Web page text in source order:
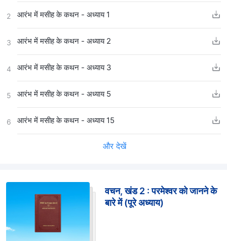
2 आरंभ में मसीह के कथन - अध्याय 1
3 आरंभ में मसीह के कथन - अध्याय 2
4 आरंभ में मसीह के कथन - अध्याय 3
5 आरंभ में मसीह के कथन - अध्याय 5
6 आरंभ में मसीह के कथन - अध्याय 15
और देखें
वचन, खंड 2 : परमेश्वर को जानने के
बारे में (पूरे अध्याय)